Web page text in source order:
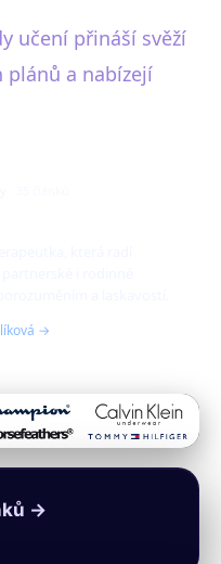
učení přináší svěží
a nabízejí
→
→